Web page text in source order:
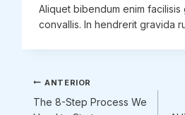
Aliquet bibendum enim
convallis. In hendrerit gravida
Navegación
ANTERIOR
The 8-Step Process We